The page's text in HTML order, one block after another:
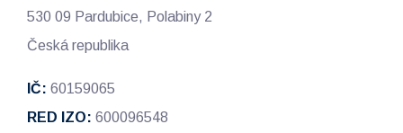
530 09 Pardubice, Polabiny 2
Česká republika
IČ: 60159065
RED IZO: 600096548